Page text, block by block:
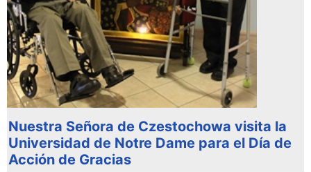
Nuestra Señora de Czestochowa visita la
Universidad de Notre Dame para el Día de
Acción de Gracias